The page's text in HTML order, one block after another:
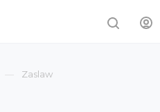
Zaslaw